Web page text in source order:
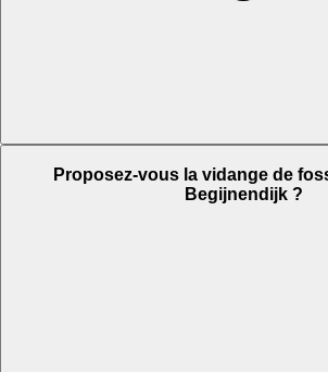
Proposez-vous la vidange de
Begijnendijk ?